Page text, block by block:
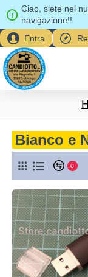
Ciao, siete nel
navigazione!!
Entra
Bianco e
0